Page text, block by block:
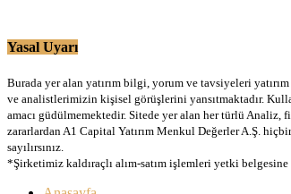
Yasal Uyarı
Burada yer alan yatırım bilgi, yorum ve tavsiyeleri
ve analistlerimizin kişisel görüşlerini yansıtmaktadır.
amacı güdülmemektedir. Sitede yer alan her türlü
zararlardan A1 Capital Yatırım Menkul Değerler A.Ş.
sayılırsınız.
*Şirketimiz kaldıraçlı alım-satım işlemleri yetki